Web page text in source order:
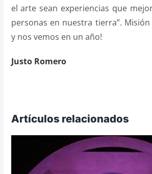
el arte sean experiencias que
personas en nuestra tierra”. Misión
y nos vemos en un año!
Justo Romero
Artículos relacionados